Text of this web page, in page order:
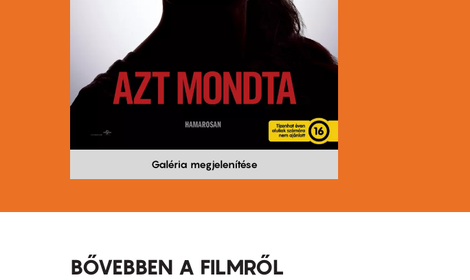
Galéria megjelenítése
BŐVEBBEN A FILMRŐL